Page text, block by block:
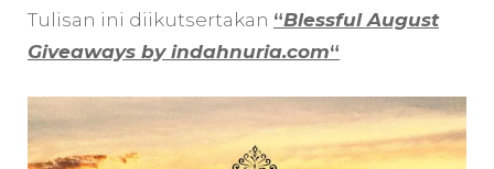
Tulisan ini diikutsertakan “Blessful August
Giveaways by indahnuria.com“